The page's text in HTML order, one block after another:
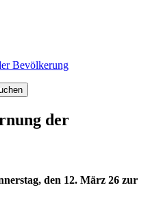
Bevölkerung
der
den 12. März 26 zur